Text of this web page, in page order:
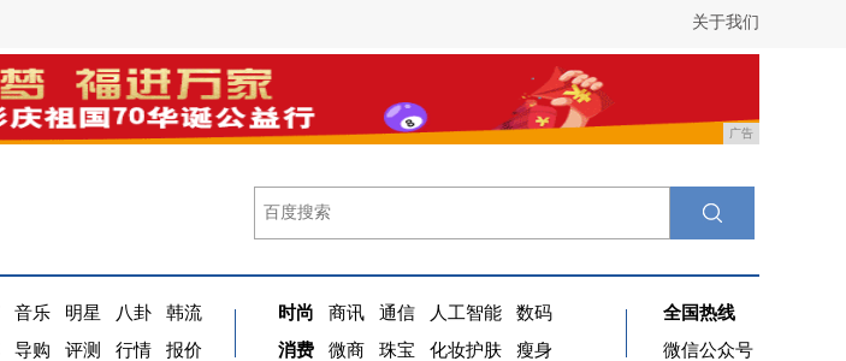
关于我们
广告
音乐 明星 八卦
韩流
导购 评测 行情 报价
时尚 商讯 通信 人工智能
数码
消费
微商 珠宝 化妆护肤 瘦身
全国热线
微信公众号